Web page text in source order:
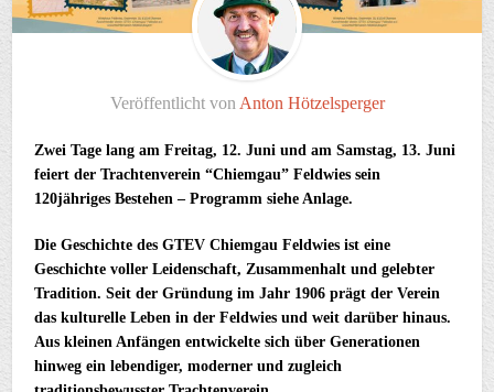
Veröffentlicht von Anton Hötzelsperger
Zwei Tage lang am Freitag, 12. Juni und am Samstag, 13. Juni
feiert der Trachtenverein “Chiemgau” Feldwies sein
120jähriges Bestehen – Programm siehe Anlage.
Die Geschichte des GTEV Chiemgau Feldwies ist eine
Geschichte voller Leidenschaft, Zusammenhalt und gelebter
Tradition. Seit der Gründung im Jahr 1906 prägt der Verein
das kulturelle Leben in der Feldwies und weit darüber hinaus.
Aus kleinen Anfängen entwickelte sich über Generationen
hinweg ein lebendiger, moderner und zugleich